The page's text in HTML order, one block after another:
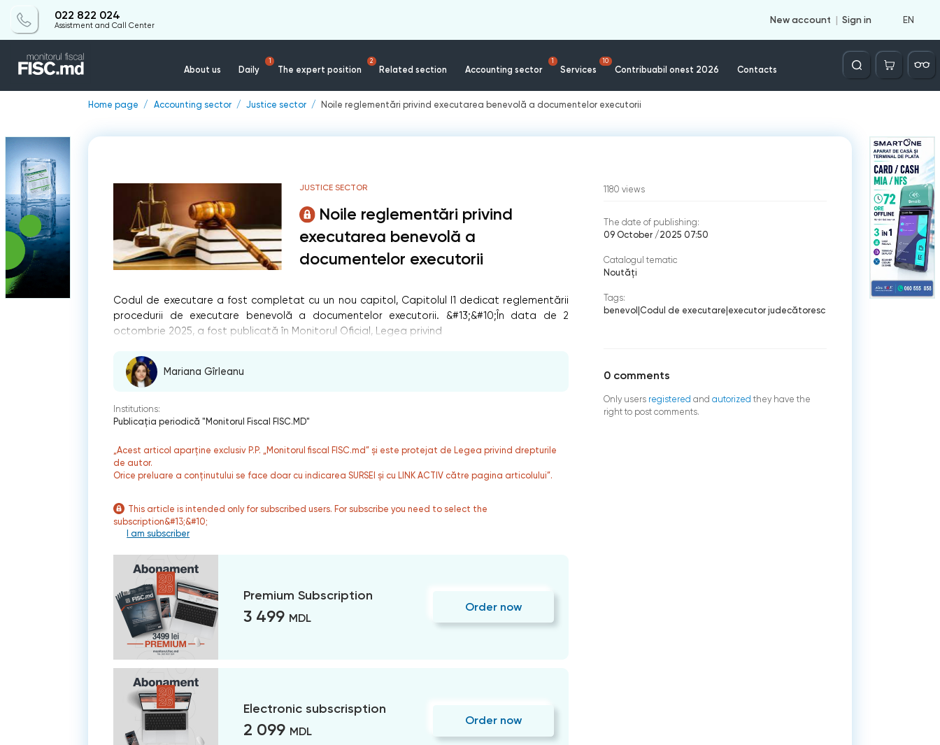
022 822 024
Assistment and Call Center
New account Sign in EN
About us Daily
1
The expert position
2
Related section Accounting sector
1
Services
10
Contribuabil onest 2026 Contacts
Căutare
Home page Accounting sector Justice sector Noile reglementări privind executarea benevolă a documentelor executorii
JUSTICE SECTOR
Noile reglementări privind
executarea benevolă a
documentelor executorii
Codul de executare a fost completat cu un nou capitol, Capitolul I1 dedicat reglementării
procedurii de executare benevolă a documentelor executorii. &#13;&#10;În data de 2
octombrie 2025, a fost publicată în Monitorul Oficial, Legea privind
Mariana Gîrleanu
Institutions:
Publicaţia periodică "Monitorul Fiscal FISC.MD"
„Acest articol aparține exclusiv P.P. „Monitorul fiscal FISC.md” și este protejat de Legea privind drepturile
de autor.
Orice preluare a conținutului se face doar cu indicarea SURSEI și cu LINK ACTIV către pagina articolului”.
This article is intended only for subscribed users. For subscribe you need to select the
subscription&#13;&#10;
I am subscriber
Premium Subscription
3 499 MDL
Order now
Electronic subscrisption
2 099 MDL
Order now
1180 views
The date of publishing:
09 October /2025 07:50
Catalogul tematic
Noutăți
Tags:
benevol Codul de executare executor judecătoresc
0 comments
Only users registered and autorized they have the
right to post comments.